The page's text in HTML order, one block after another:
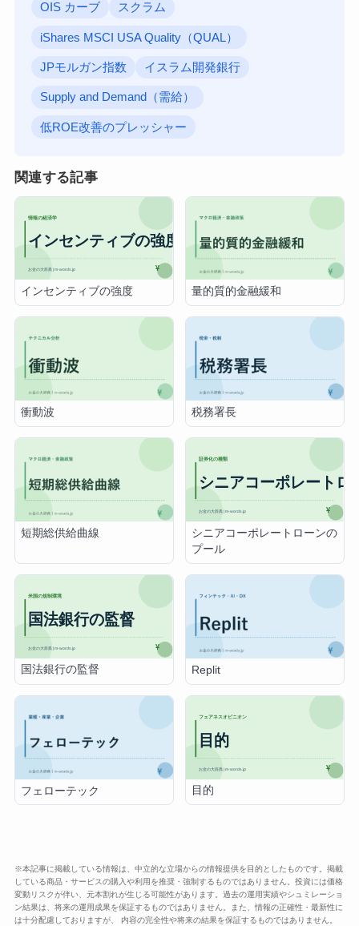
OIS カーブ スクラム
iShares MSCI USA Quality（QUAL）
JPモルガン指数 イスラム開発銀行
Supply and Demand（需給）
低ROE改善のプレッシャー
関連する記事
インセンティブの強度 量的質的金融緩和
衝動波 税務署長
短期総供給曲線
シニアコーポレートローンの
プール
国法銀行の監督 Replit
フェローテック 目的
※本記事に掲載している情報は、中立的な立場からの情報提供を目的としたものです。掲載
している商品・サービスの購入や利用を推奨・強制するものではありません。投資には価格
変動リスクが伴い、元本割れが生じる可能性があります。過去の運用実績やシュミレーショ
ン結果は、将来の運用成果を保証するものではありません。また、情報の正確性・最新性に
は十分配慮しておりますが、 内容の完全性や将来の結果を保証するものではありません。